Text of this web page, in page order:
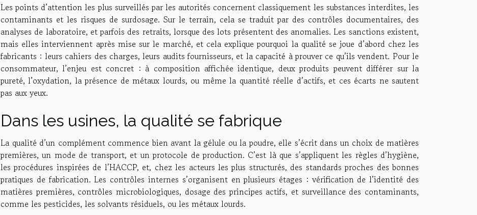
Les points d’attention les plus surveillés par les autorités concernent classiquement les substances interdites, les
contaminants et les risques de surdosage. Sur le terrain, cela se traduit par des contrôles documentaires, des
analyses de laboratoire, et parfois des retraits, lorsque des lots présentent des anomalies. Les sanctions existent,
mais elles interviennent après mise sur le marché, et cela explique pourquoi la qualité se joue d’abord chez les
fabricants : leurs cahiers des charges, leurs audits fournisseurs, et la capacité à prouver ce qu’ils vendent. Pour le
consommateur, l’enjeu est concret : à composition affichée identique, deux produits peuvent différer sur la
pureté, l’oxydation, la présence de métaux lourds, ou même la quantité réelle d’actifs, et ces écarts ne sautent
pas aux yeux.
Dans les usines, la qualité se fabrique
La qualité d’un complément commence bien avant la gélule ou la poudre, elle s’écrit dans un choix de matières
premières, un mode de transport, et un protocole de production. C’est là que s’appliquent les règles d’hygiène,
les procédures inspirées de l’HACCP, et, chez les acteurs les plus structurés, des standards proches des bonnes
pratiques de fabrication. Les contrôles internes s’organisent en plusieurs étages : vérification de l’identité des
matières premières, contrôles microbiologiques, dosage des principes actifs, et surveillance des contaminants,
comme les pesticides, les solvants résiduels, ou les métaux lourds.